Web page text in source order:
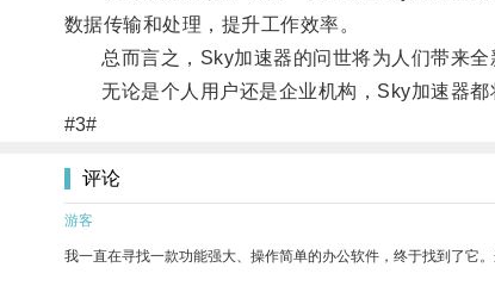
数据传输和处理，提升工作效率。
总而言之，Sky加速器的问世将为人们带来全
无论是个人用户还是企业机构，Sky加速器都
#3#
评论
游客
我一直在寻找一款功能强大、操作简单的办公软件，终于找到了它